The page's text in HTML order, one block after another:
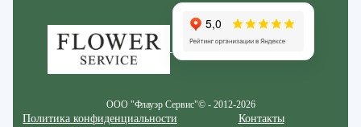
ООО "Флауэр Сервис"© - 2012-2026
Политика конфиденциальности
Контакты